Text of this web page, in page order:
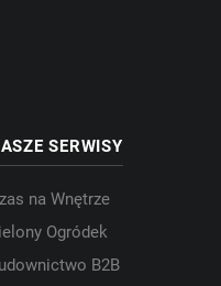
SERWISY
na Wnętrze
Ogródek
B2B